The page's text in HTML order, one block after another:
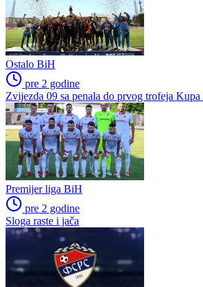
Ostalo BiH
pre 2 godine
Zvijezda 09 sa penala do prvog trofeja
Premijer liga BiH
pre 2 godine
Sloga raste i jača